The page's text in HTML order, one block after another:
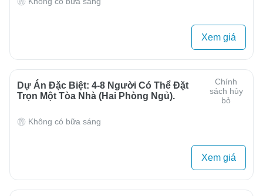
Xem giá
Dự Án Đặc Biệt: 4-8 Người Có Thể Đặt
Trọn Một Tòa Nhà (hai Phòng Ngủ).
Chính
sách hủy
bỏ
Không có bữa sáng
Xem giá